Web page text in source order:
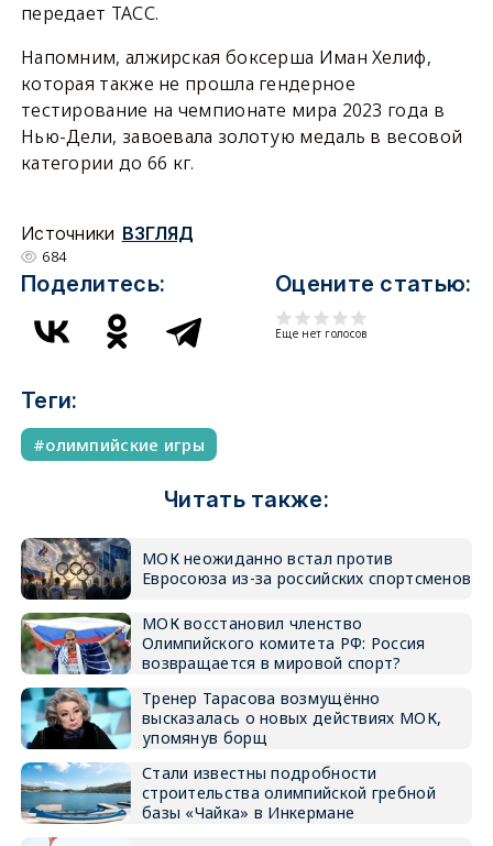
передает ТАСС.
Напомним, алжирская боксерша Иман Хелиф,
которая также не прошла гендерное
тестирование на чемпионате мира 2023 года в
Нью-Дели, завоевала золотую медаль в весовой
категории до 66 кг.
Источники ВЗГЛЯД
684
Поделитесь: Оцените статью:
Еще нет голосов
Теги:
олимпийские игры
Читать также:
МОК неожиданно встал против
Евросоюза из-за российских спортсменов
МОК восстановил членство
Олимпийского комитета РФ: Россия
возвращается в мировой спорт?
Тренер Тарасова возмущённо
высказалась о новых действиях МОК,
упомянув борщ
Стали известны подробности
строительства олимпийской гребной
базы «Чайка» в Инкермане